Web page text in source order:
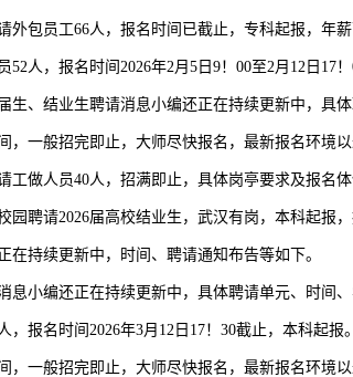
包员工66人，报名时间已截止，专科起报，年薪
，报名时间2026年2月5日9！00至2月12日17！
、结业生聘请消息小编还正在持续更新中，具体
一般招完即止，大师尽快报名，最新报名环境以
做人员40人，招满即止，具体岗亭要求及报名体
请2026届高校结业生，武汉有岗，本科起报，
持续更新中，时间、聘请通知布告等如下。
小编还正在持续更新中，具体聘请单元、时间、
报名时间2026年3月12日17！30截止，本科起报。
一般招完即止，大师尽快报名，最新报名环境以